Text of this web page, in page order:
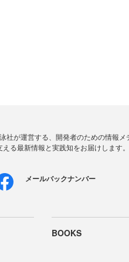
社が運営する、開発者のための情報
る最新情報と実践知をお届けします。
メールバックナンバー
BOOKS